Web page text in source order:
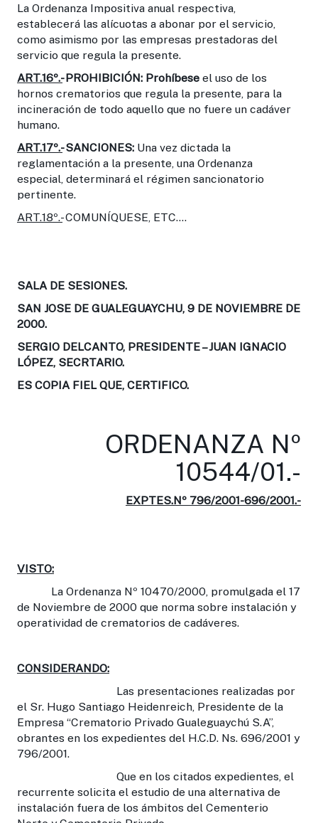
La Ordenanza Impositiva anual respectiva,
establecerá las alícuotas a abonar por el servicio,
como asimismo por las empresas prestadoras del
servicio que regula la presente.
ART.16º.-PROHIBICIÓN: Prohíbese el uso de los
hornos crematorios que regula la presente, para la
incineración de todo aquello que no fuere un cadáver
humano.
ART.17º.-SANCIONES: Una vez dictada la
reglamentación a la presente, una Ordenanza
especial, determinará el régimen sancionatorio
pertinente.
ART.18º.-COMUNÍQUESE, ETC....
SALA DE SESIONES.
SAN JOSE DE GUALEGUAYCHU, 9 DE NOVIEMBRE DE
2000.
SERGIO DELCANTO, PRESIDENTE – JUAN IGNACIO
LÓPEZ, SECRTARIO.
ES COPIA FIEL QUE, CERTIFICO.
ORDENANZA Nº
10544/01.-
EXPTES.Nº 796/2001-696/2001.-
VISTO:
La Ordenanza Nº 10470/2000, promulgada el 17
de Noviembre de 2000 que norma sobre instalación y
operatividad de crematorios de cadáveres.
CONSIDERANDO:
Las presentaciones realizadas por
el Sr. Hugo Santiago Heidenreich, Presidente de la
Empresa “Crematorio Privado Gualeguaychú S.A”,
obrantes en los expedientes del H.C.D. Ns. 696/2001 y
796/2001.
Que en los citados expedientes, el
recurrente solicita el estudio de una alternativa de
instalación fuera de los ámbitos del Cementerio